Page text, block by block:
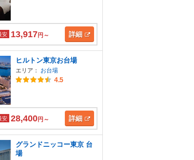
安 13,917円～ 詳細
ヒルトン東京お台場
エリア： お台場
4.5
安 28,400円～ 詳細
グランドニッコー東京 台
場